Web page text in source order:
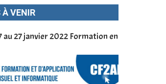
VENIR
au 27 janvier 2022 Formation en
Cameroun